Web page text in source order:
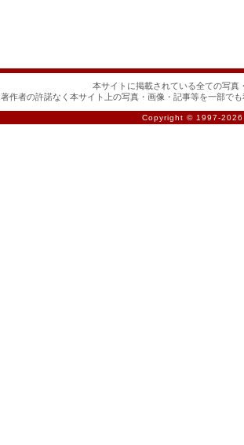
本サイトに掲載されている全ての写真
著作者の許諾なく本サイト上の写真・画像・記事等を一部で
Copyright © 1997-